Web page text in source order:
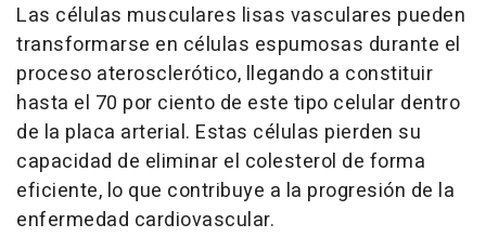
Las células musculares lisas vasculares pueden
transformarse en células espumosas durante el
proceso aterosclerótico, llegando a constituir
hasta el 70 por ciento de este tipo celular dentro
de la placa arterial. Estas células pierden su
capacidad de eliminar el colesterol de forma
eficiente, lo que contribuye a la progresión de la
enfermedad cardiovascular.